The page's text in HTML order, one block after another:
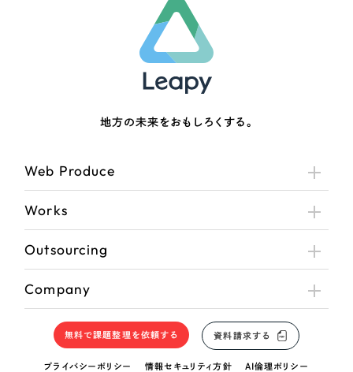
地方の未来をおもしろくする。
Web Produce
Works
Outsourcing
Company
無料で課題整理を依頼する 資料請求する
プライバシーポリシー 情報セキュリティ方針 AI倫理ポリシー